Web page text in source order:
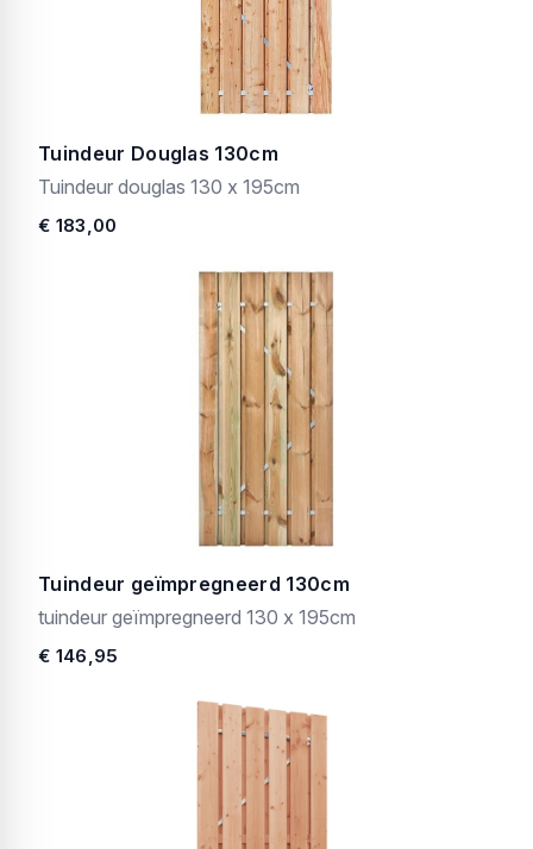
Tuindeur Douglas 130cm
Tuindeur douglas 130 x 195cm
€ 183,00
Tuindeur geïmpregneerd 130cm
tuindeur geïmpregneerd 130 x 195cm
€ 146,95